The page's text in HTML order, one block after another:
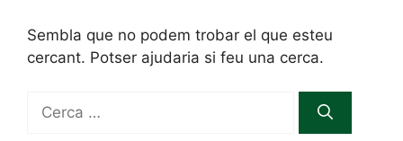
Sembla que no podem trobar el que esteu
cercant. Potser ajudaria si feu una cerca.
Cerca: